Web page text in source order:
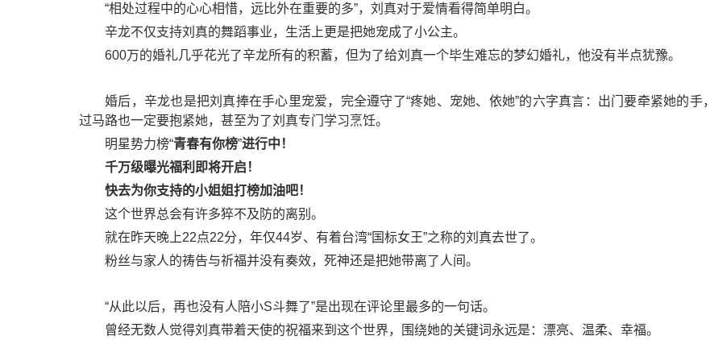
“相处过程中的心心相惜，远比外在重要的多”，刘真对于爱情看得简单明白。
辛龙不仅支持刘真的舞蹈事业，生活上更是把她宠成了小公主。
600万的婚礼几乎花光了辛龙所有的积蓄，但为了给刘真一个毕生难忘的梦幻婚礼，他没有半点犹豫。
婚后，辛龙也是把刘真捧在手心里宠爱，完全遵守了“疼她、宠她、依她”的六字真言：出门要牵紧她的手，
过马路也一定要抱紧她，甚至为了刘真专门学习烹饪。
明星势力榜“青春有你榜”进行中！
千万级曝光福利即将开启！
快去为你支持的小姐姐打榜加油吧！
这个世界总会有许多猝不及防的离别。
就在昨天晚上22点22分，年仅44岁、有着台湾“国标女王”之称的刘真去世了。
粉丝与家人的祷告与祈福并没有奏效，死神还是把她带离了人间。
“从此以后，再也没有人陪小S斗舞了”是出现在评论里最多的一句话。
曾经无数人觉得刘真带着天使的祝福来到这个世界，围绕她的关键词永远是：漂亮、温柔、幸福。